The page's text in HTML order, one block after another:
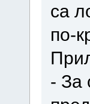
са
по-
- За